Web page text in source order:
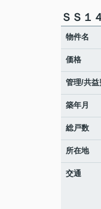
ＳＳ１
物件名
価格
管理/共益
築年月
総戸数
所在地
交通